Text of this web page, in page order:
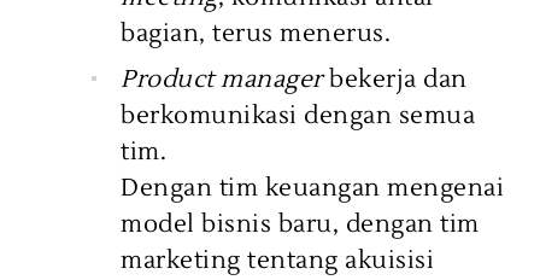
bagian, terus menerus.
Product managerbekerja dan
berkomunikasi dengan semua
tim.
Dengan tim keuangan mengenai
model bisnis baru, dengan tim
marketing tentang akuisisi